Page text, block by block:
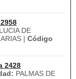
DE
| Código
2428
PALMAS DE